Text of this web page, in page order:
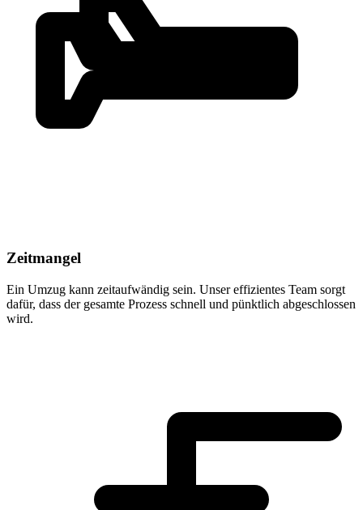
Zeitmangel
Ein Umzug kann zeitaufwändig sein. Unser effizientes Team sorgt
dafür, dass der gesamte Prozess schnell und pünktlich abgeschlossen
wird.